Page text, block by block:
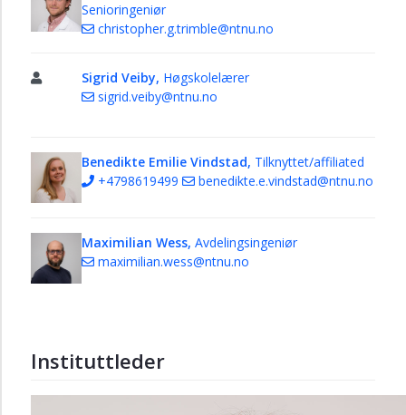
Senioringeniør
christopher.g.trimble@ntnu.no
Sigrid Veiby, Høgskolelærer
sigrid.veiby@ntnu.no
Benedikte Emilie Vindstad, Tilknyttet/affiliated
+4798619499
benedikte.e.vindstad@ntnu.no
Maximilian Wess, Avdelingsingeniør
maximilian.wess@ntnu.no
Instituttleder